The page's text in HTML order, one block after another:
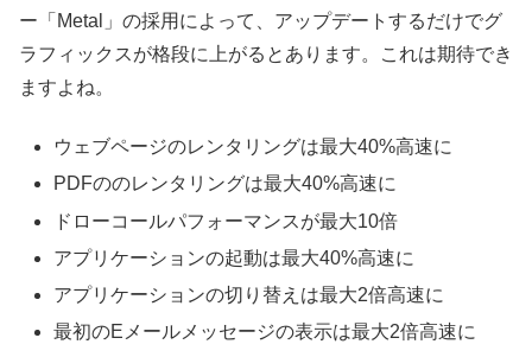
ー「Metal」の採用によって、アップデートするだけでグ
ラフィックスが格段に上がるとあります。これは期待でき
ますよね。
ウェブページのレンタリングは最大40%高速に
PDFののレンタリングは最大40%高速に
ドローコールパフォーマンスが最大10倍
アプリケーションの起動は最大40%高速に
アプリケーションの切り替えは最大2倍高速に
最初のEメールメッセージの表示は最大2倍高速に